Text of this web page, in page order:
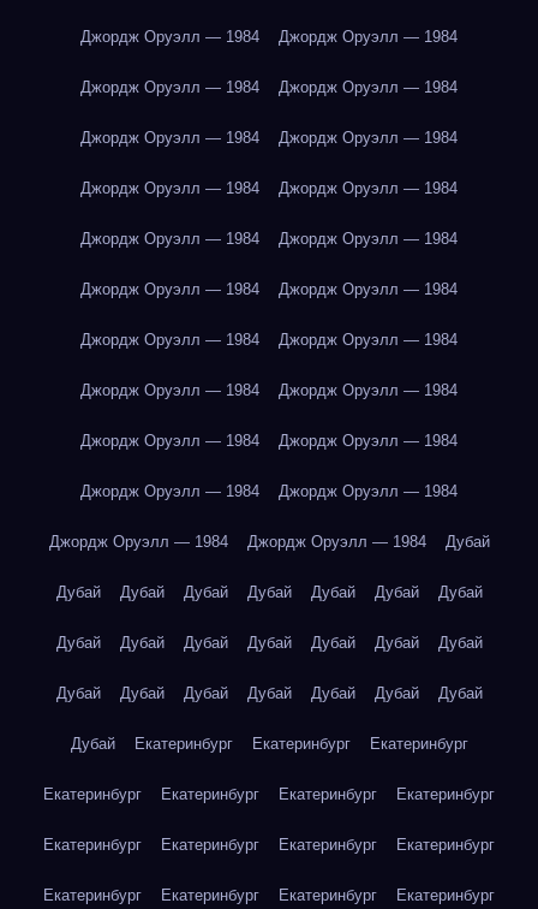
Джордж Оруэлл — 1984 Джордж Оруэлл — 1984
Джордж Оруэлл — 1984 Джордж Оруэлл — 1984
Джордж Оруэлл — 1984 Джордж Оруэлл — 1984
Джордж Оруэлл — 1984 Джордж Оруэлл — 1984
Джордж Оруэлл — 1984 Джордж Оруэлл — 1984
Джордж Оруэлл — 1984 Джордж Оруэлл — 1984
Джордж Оруэлл — 1984 Джордж Оруэлл — 1984
Джордж Оруэлл — 1984 Джордж Оруэлл — 1984
Джордж Оруэлл — 1984 Джордж Оруэлл — 1984
Джордж Оруэлл — 1984 Джордж Оруэлл — 1984
Джордж Оруэлл — 1984 Джордж Оруэлл — 1984 Дубай
Дубай Дубай Дубай Дубай Дубай Дубай Дубай
Дубай Дубай Дубай Дубай Дубай Дубай Дубай
Дубай Дубай Дубай Дубай Дубай Дубай Дубай
Дубай Екатеринбург Екатеринбург Екатеринбург
Екатеринбург Екатеринбург Екатеринбург Екатеринбург
Екатеринбург Екатеринбург Екатеринбург Екатеринбург
Екатеринбург Екатеринбург Екатеринбург Екатеринбург